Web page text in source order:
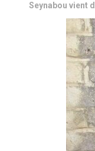
Seynabou vient